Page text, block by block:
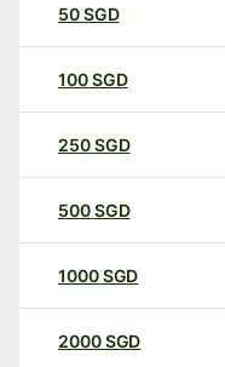
50SGD
100SGD
250SGD
500SGD
1000SGD
2000SGD